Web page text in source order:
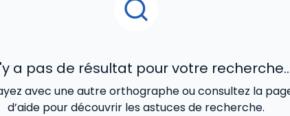
a pas de résultat pour votre
avec une autre orthographe ou consultez la
d’aide pour découvrir les astuces de recherche.